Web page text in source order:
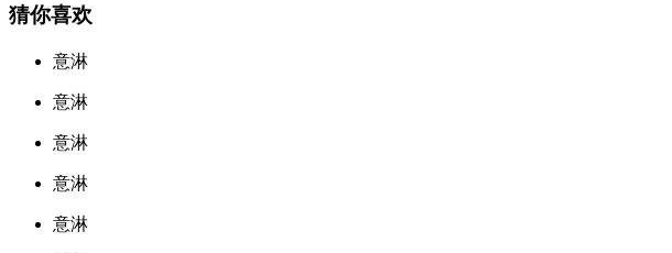
猜你喜欢
意淋
意淋
意淋
意淋
意淋